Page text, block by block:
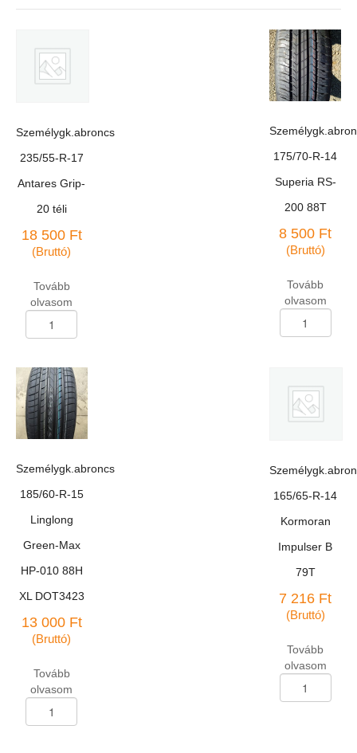
Személygk.abroncs
235/55-R-17
Antares Grip-
20 téli
18 500 Ft
(Bruttó)
Tovább
olvasom
235/55-
17
Antares
Grip-
20
téli
175/70-R-14
Superia RS-
200 88T
8 500 Ft
(Bruttó)
Tovább
olvasom
175/70-
Személygk.abroncs
185/60-R-15
Linglong
Green-Max
HP-010 88H
XL DOT3423
13 000 Ft
(Bruttó)
Tovább
olvasom
Személygk.abroncs
185/60-
165/65-R-14
Kormoran
Impulser B
79T
7 216 Ft
(Bruttó)
Tovább
olvasom
165/65-